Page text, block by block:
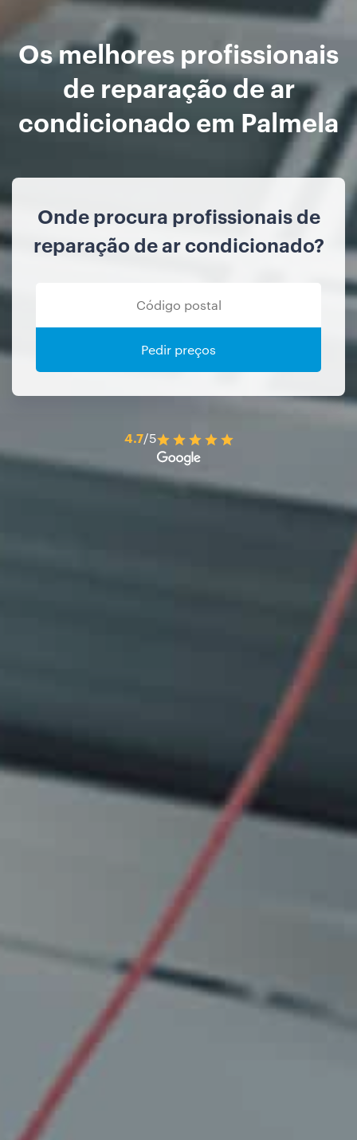
Os melhores profissionais
de reparação de ar
condicionado em Palmela
Onde procura profissionais de
reparação de ar condicionado?
Pedir preços
4.7/5